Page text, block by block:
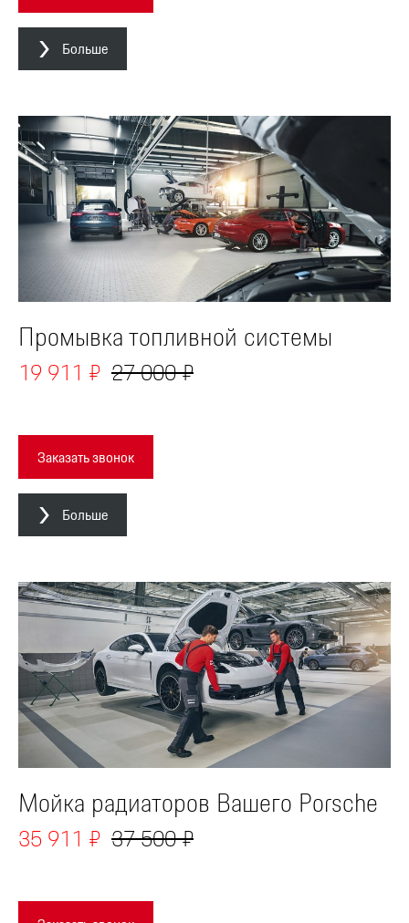
Больше
Промывка топливной системы
19 911 ₽ 27 000 ₽
Заказать звонок
Больше
Мойка радиаторов Вашего Porsche
35 911 ₽ 37 500 ₽